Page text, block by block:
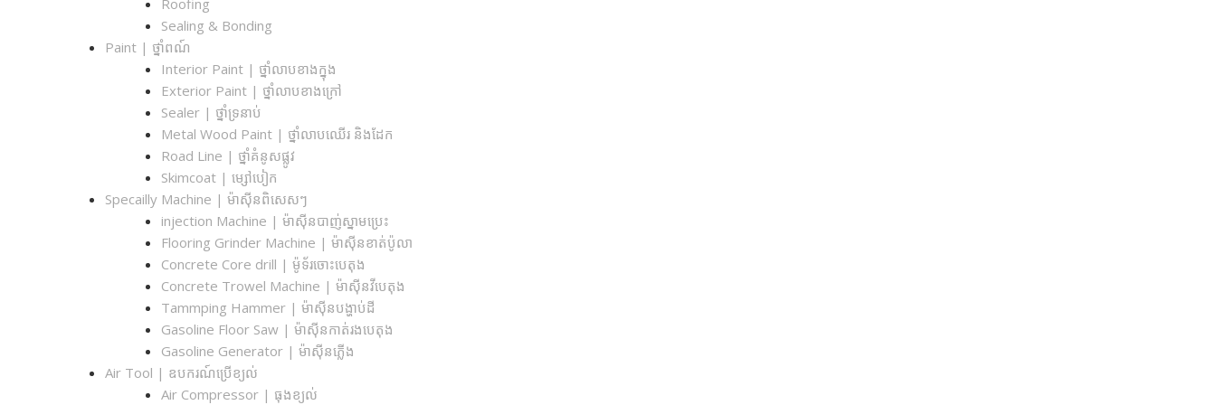
Roofing
Sealing & Bonding
Paint | ថ្នាំពណ៍
Interior Paint | ថ្នាំលាបខាងក្នុង
Exterior Paint | ថ្នាំលាបខាងក្រៅ
Sealer | ថ្នាំទ្រនាប់
Metal Wood Paint | ថ្នាំលាបឈើរ និងដែក
Road Line | ថ្នាំគំនូសផ្លូវ
Skimcoat | ម្សៅបៀក
Specailly Machine | ម៉ាស៊ីនពិសេសៗ
injection Machine | ម៉ាស៊ីនបាញ់ស្នាមប្រេះ
Flooring Grinder Machine | ម៉ាស៊ីនខាត់ប៉ូលា
Concrete Core drill | ម៉ូទ័រចោះបេតុង
Concrete Trowel Machine | ម៉ាស៊ីនវីបេតុង
Tammping Hammer | ម៉ាស៊ីនបង្ហាប់ដី
Gasoline Floor Saw | ម៉ាស៊ីនកាត់រងបេតុង
Gasoline Generator | ម៉ាស៊ីនភ្លើង
Air Tool | ឧបករណ៍ប្រើខ្យល់
Air Compressor | ធុងខ្យល់